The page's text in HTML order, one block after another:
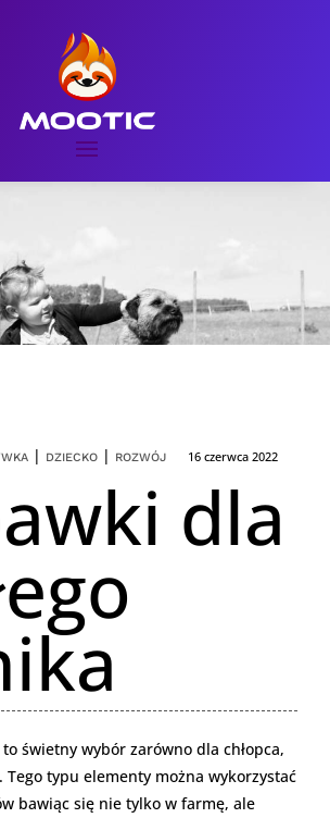
| DZIECKO | ROZWÓJ 16 czerwca 2022
dla
świetny wybór zarówno dla chłopca,
Tego typu elementy można wykorzystać
bawiąc się nie tylko w farmę, ale